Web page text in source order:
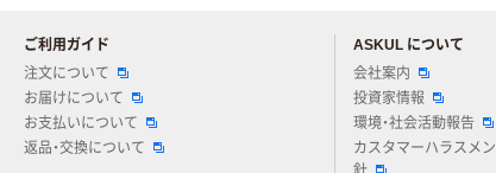
ご利用ガイド
注文について
お届けについて
お支払いについて
返品・交換について
ASKUL について
会社案内
投資家情報
環境・社会活動報告
カスタマーハラスメ